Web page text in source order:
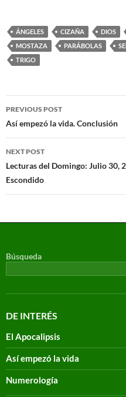
ÁNGELES CIZAÑA DIOS
MOSTAZA
PARÁBOLAS
TRIGO
PREVIOUS POST
Así empezó la vida. Conclusión
NEXT POST
Lecturas del Domingo: Julio 30,
Escondido
Búsqueda
DE INTERÉS
El Apocalipsis
Así empezó la vida
Numerología